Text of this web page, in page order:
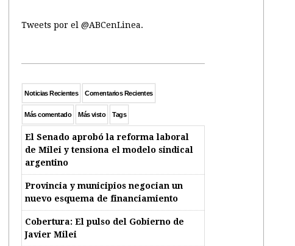
Tweets por el @ABCenLinea.
Noticias Recientes Comentarios Recientes
Más comentado Más visto Tags
El Senado aprobó la reforma laboral
de Milei y tensiona el modelo sindical
argentino
Provincia y municipios negocian un
nuevo esquema de financiamiento
Cobertura: El pulso del Gobierno de
Javier Milei